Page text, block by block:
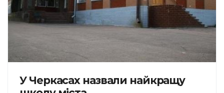
У Черкасах назвали найкращу